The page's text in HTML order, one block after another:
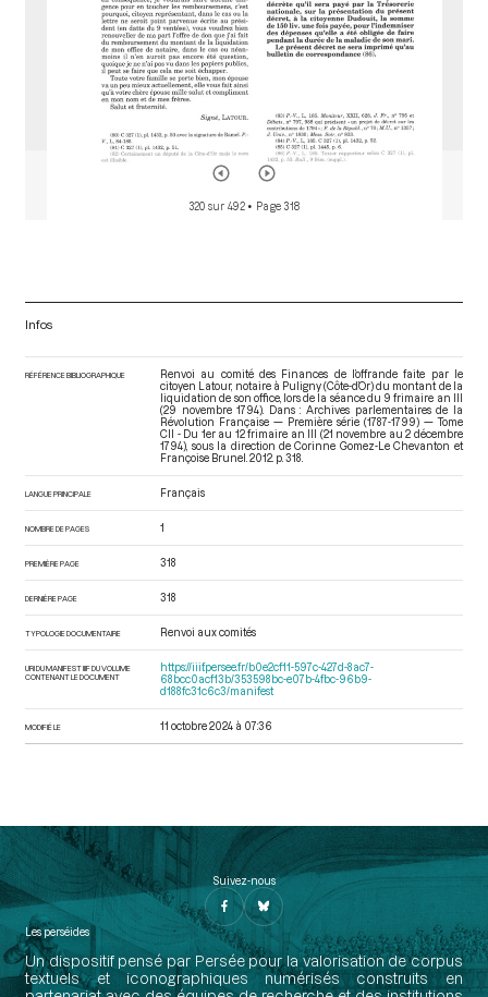
320 sur 492 • Page 318
Infos
RÉFÉRENCE BIBLIOGRAPHIQUE
Renvoi au comité des Finances de l’offrande faite par le
citoyen Latour, notaire à Puligny (Côte-d’Or) du montant de la
liquidation de son office, lors de la séance du 9 frimaire an III
(29 novembre 1794). Dans : Archives parlementaires de la
Révolution Française — Première série (1787-1799) — Tome
CII - Du 1er au 12 frimaire an III (21 novembre au 2 décembre
1794) , sous la direction de Corinne Gomez-Le Chevanton et
Françoise Brunel. 2012. p. 318.
LANGUE PRINCIPALE Français
NOMBRE DE PAGES 1
PREMIÈRE PAGE 318
DERNIÈRE PAGE 318
TYPOLOGIE DOCUMENTAIRE Renvoi aux comités
URI DU MANIFEST IIIF DU VOLUME
CONTENANT LE DOCUMENT
https://iiif.persee.fr/b0e2cf11-597c-427d-8ac7-
68bcc0acf13b/353598bc-e07b-4fbc-96b9-
d188fc31c6c3/manifest
MODIFIÉ LE 11 octobre 2024 à 07:36
Suivez-nous
Les perséides
Un dispositif pensé par Persée pour la valorisation de corpus
textuels et iconographiques numérisés construits en